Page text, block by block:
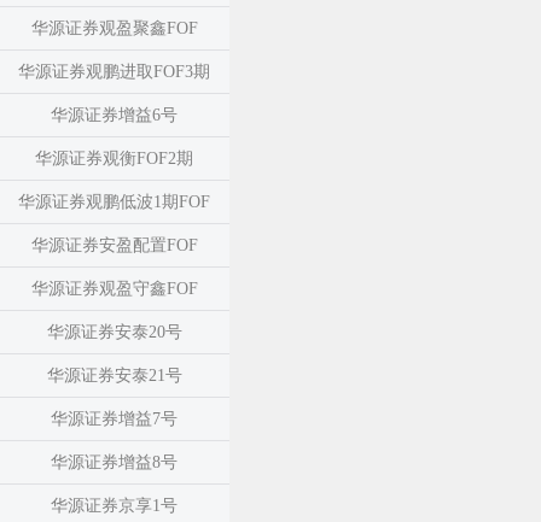
华源证券观盈聚鑫FOF
华源证券观鹏进取FOF3期
华源证券增益6号
华源证券观衡FOF2期
华源证券观鹏低波1期FOF
华源证券安盈配置FOF
华源证券观盈守鑫FOF
华源证券安泰20号
华源证券安泰21号
华源证券增益7号
华源证券增益8号
华源证券京享1号